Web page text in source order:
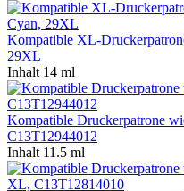
Kompatible XL-
29XL
Inhalt 14 ml
Kompatible Druckerpatrone
C13T12944012
Inhalt 11.5 ml